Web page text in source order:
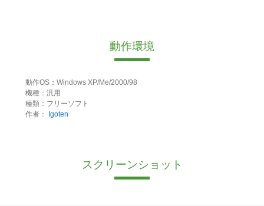
動作環境
動作OS：Windows XP/Me/2000/98
機種：汎用
種類：フリーソフト
作者：
Igoten
スクリーンショット